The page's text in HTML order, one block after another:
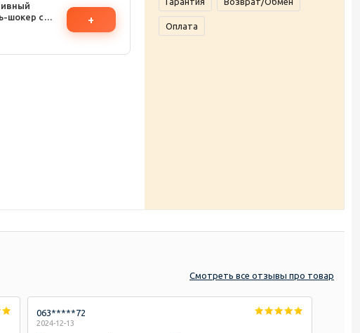
шокер с
+
Оплата
Смотреть все отзывы про товар
063*****72
2024-12-13